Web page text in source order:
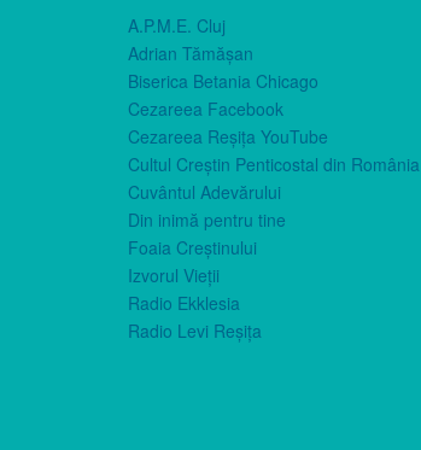
A.P.M.E. Cluj
Adrian Tămăşan
Biserica Betania Chicago
Cezareea Facebook
Cezareea Reşiţa YouTube
Cultul Creştin Penticostal din România
Cuvântul Adevărului
Din inimă pentru tine
Foaia Creştinului
Izvorul Vieţii
Radio Ekklesia
Radio Levi Reşiţa